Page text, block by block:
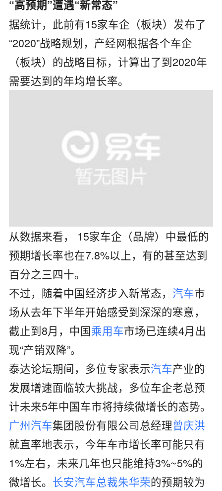
“高预期”遭遇“新常态”
据统计，此前有15家车企（板块）发布了
“2020”战略规划，产经网根据各个车企
（板块）的战略目标，计算出了到2020年
需要达到的年均增长率。
从数据来看， 15家车企（品牌）中最低的
预期增长率也在7.8%以上，有的甚至达到
百分之三四十。
不过，随着中国经济步入新常态， 汽车市
场从去年下半年开始感受到深深的寒意，
截止到8月，中国乘用车市场已连续4月出
现“产销双降”。
泰达论坛期间，多位专家表示汽车产业的
发展增速面临较大挑战，多位车企老总预
计未来5年中国车市将持续微增长的态势。
广州汽车集团股份有限公司总经理曾庆洪
就直率地表示，今年车市增长率可能只有
1%左右，未来几年也只能维持3%~5%的
微增长。 长安汽车总裁朱华荣的预期较为